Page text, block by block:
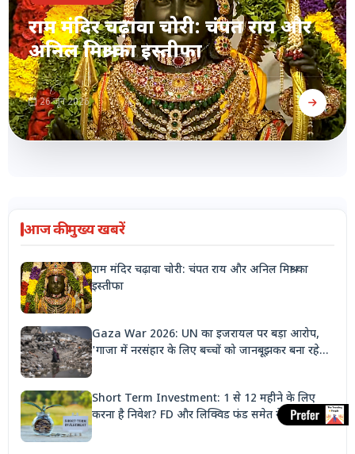
राम मंदिर चढ़ावा चोरी: चंपत राय और
अनिल मिश्रा का इस्तीफा
26 जून 2026
आज की मुख्य खबरें
राम मंदिर चढ़ावा चोरी: चंपत राय और अनिल मिश्रा का
इस्तीफा
Gaza War 2026: UN का इजरायल पर बड़ा आरोप,
'गाजा में नरसंहार के लिए बच्चों को जानबूझकर बना रहे
Short Term Investment: 1 से 12 महीने के लिए
करना है निवेश? FD और लिक्विड फंड समेत ये 3 विकल्प